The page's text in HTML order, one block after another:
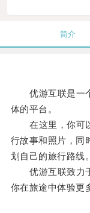
简介
优游互联是一个
体的平台。
在这里，你可以
行故事和照片，同
划自己的旅行路线。
优游互联致力于
你在旅途中体验更